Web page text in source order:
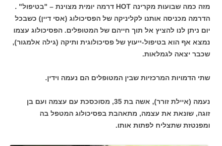
מזה כמה שבועות מקרינה HOT דרמה יומית מצוינת – "בטיפול" .
הדרמה מכניסה אותנו לקליניקה של הפסיכולוג (אסי דיין) כשבכל
יום ניתן לנו להציץ אל תוך חייהם של המטופלים. הפסיכולוג עצמו
נמצא אף הוא בטיפול-ייעוץ של פסיכולוגית ותיקה (גילה אלמגור),
שכבר יצאה לגמלאות.
שתי הדמויות המרכזיות שבין המטופלים הם נעמה וידין.
נעמה (איילת זורר), אשה בת 35, מסוכסכת עם עצמה ועם בן
זוגה, שונאת את עצמה, מתאהבת בפסיכולוג המטפל בה
ומפנטזת שתצליח לפתות אותו.